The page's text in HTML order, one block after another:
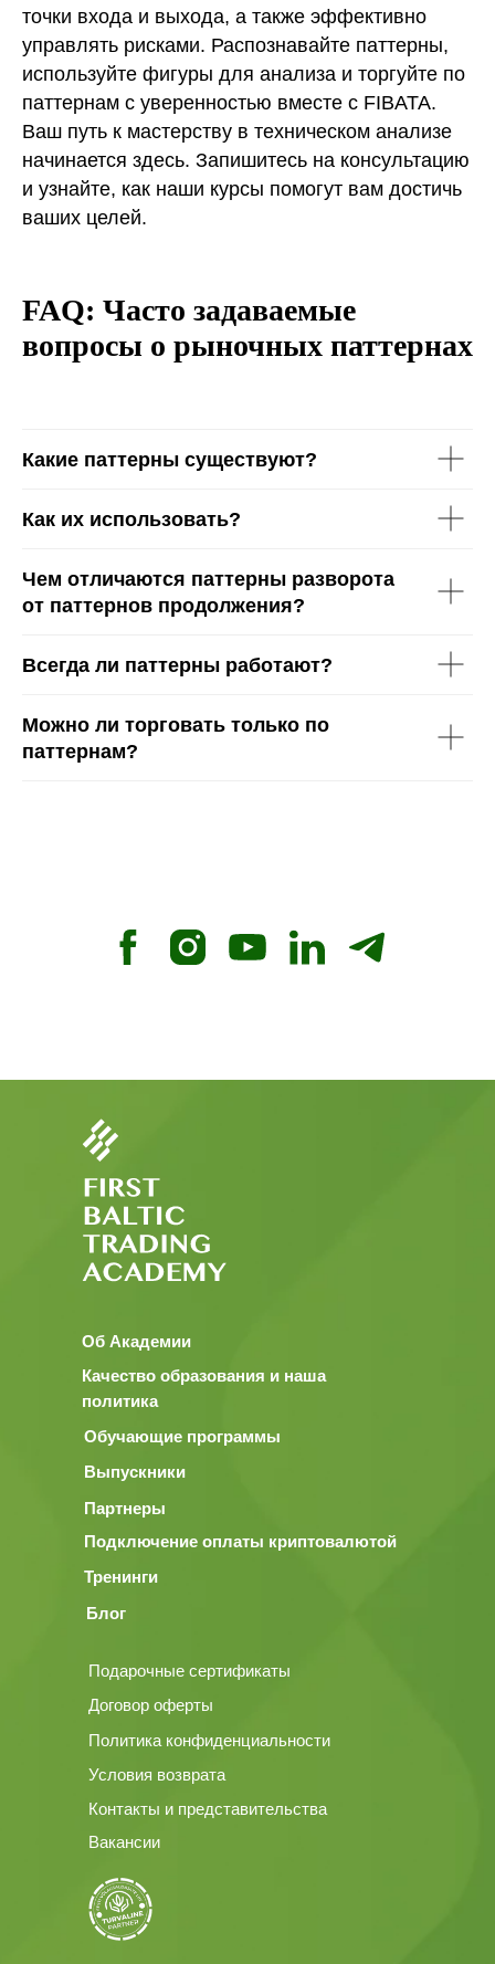
точки входа и выхода, а также эффективно
управлять рисками. Распознавайте паттерны,
используйте фигуры для анализа и торгуйте по
паттернам с уверенностью вместе с FIBATA.
Ваш путь к мастерству в техническом анализе
начинается здесь. Запишитесь на консультацию
и узнайте, как наши курсы помогут вам достичь
ваших целей.
FAQ: Часто задаваемые
вопросы о рыночных паттернах
Какие паттерны существуют?
Как их использовать?
Чем отличаются паттерны разворота
от паттернов продолжения?
Всегда ли паттерны работают?
Можно ли торговать только по
паттернам?
Подарочные сертификаты
Договор оферты
Политика конфиденциальности
Условия возврата
Контакты и представительства
Об Академии
Обучающие программы
Качество образования и наша
политика
Выпускники
Вакансии
Подключение оплаты криптовалютой
Тренинги
Блог
Партнеры